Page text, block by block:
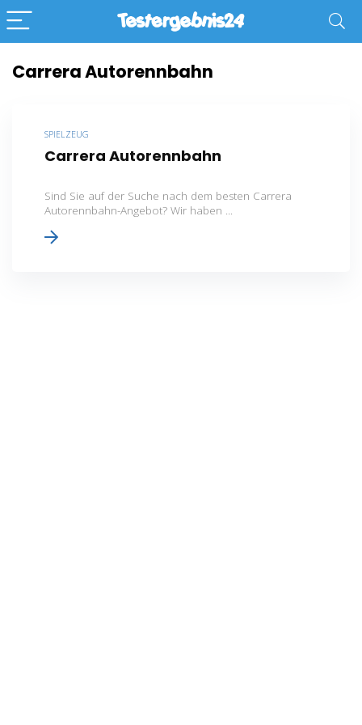
Carrera Autorennbahn
SPIELZEUG
Carrera Autorennbahn
Sind Sie auf der Suche nach dem besten Carrera
Autorennbahn-Angebot? Wir haben ...